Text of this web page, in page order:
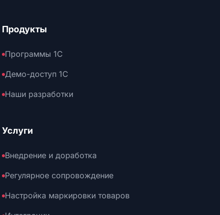
Продукты
Программы 1С
Демо-доступ 1С
Наши разработки
Услуги
Внедрение и доработка
Регулярное сопровождение
Настройка маркировки товаров